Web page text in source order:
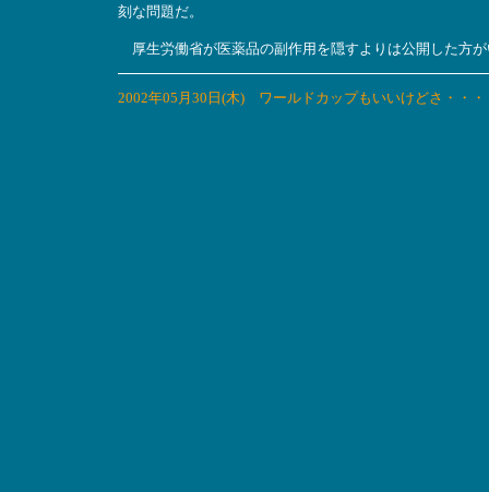
刻な問題だ。
厚生労働省が医薬品の副作用を隠すよりは公開した方
2002年05月30日(木) ワールドカップもいいけどさ・・・